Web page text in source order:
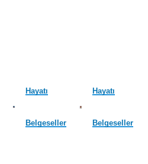
Hayatı
Belgeseller
Hayatı
Belgeseller